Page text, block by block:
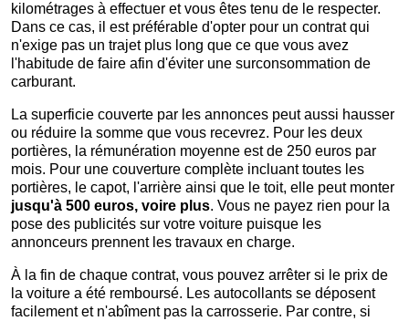
kilométrages à effectuer et vous êtes tenu de le respecter.
Dans ce cas, il est préférable d'opter pour un contrat qui
n'exige pas un trajet plus long que ce que vous avez
l'habitude de faire afin d'éviter une surconsommation de
carburant.
La superficie couverte par les annonces peut aussi hausser
ou réduire la somme que vous recevrez. Pour les deux
portières, la rémunération moyenne est de 250 euros par
mois. Pour une couverture complète incluant toutes les
portières, le capot, l'arrière ainsi que le toit, elle peut monter
jusqu'à 500 euros, voire plus. Vous ne payez rien pour la
pose des publicités sur votre voiture puisque les
annonceurs prennent les travaux en charge.
À la fin de chaque contrat, vous pouvez arrêter si le prix de
la voiture a été remboursé. Les autocollants se déposent
facilement et n'abîment pas la carrosserie. Par contre, si